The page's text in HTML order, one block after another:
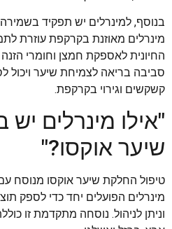
בנוסף, למינרלים יש תפקיד
מינרלים מאוזנת בקרקפת עוזרת
החיונית לאספקת חמצן וחומרי
סביבה בריאה לצמיחת שיער ויכול
קשקשים וגירוי בקרקפת.
"אילו מינרלים
שיער אוקסו?"
טיפול החלקת שיער אוקסו מנוסח
מינרלים הפועלים יחד כדי לספק
וניתן לניהול. נוסחה מתקדמת זו